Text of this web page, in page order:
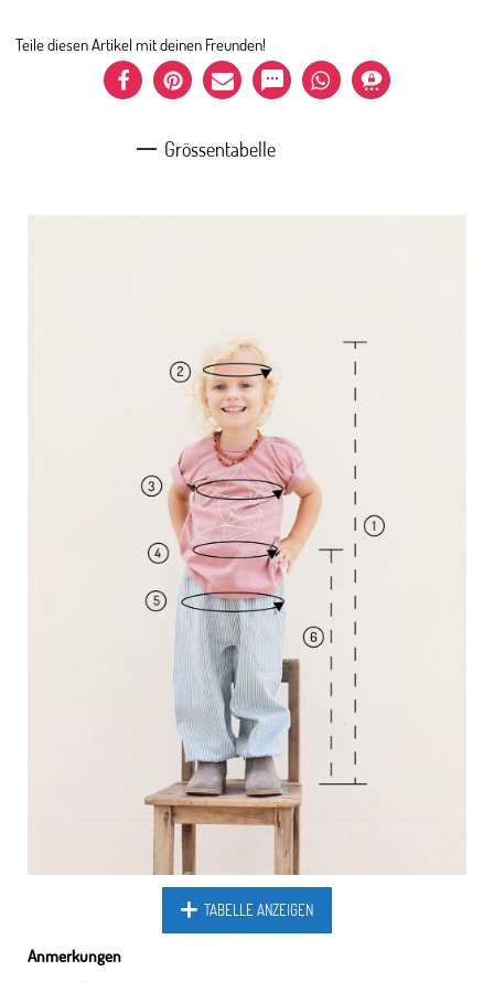
Teile diesen Artikel mit deinen Freunden!
Grössentabelle
TABELLE ANZEIGEN
Anmerkungen